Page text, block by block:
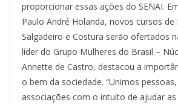
proporcionar essas ações do SENAI.
Paulo André Holanda, novos cursos de
Salgadeiro e Costura serão ofertados
líder do Grupo Mulheres do Brasil –
Annette de Castro, destacou a
o bem da sociedade. “Unimos
associações com o intuito de ajudar as